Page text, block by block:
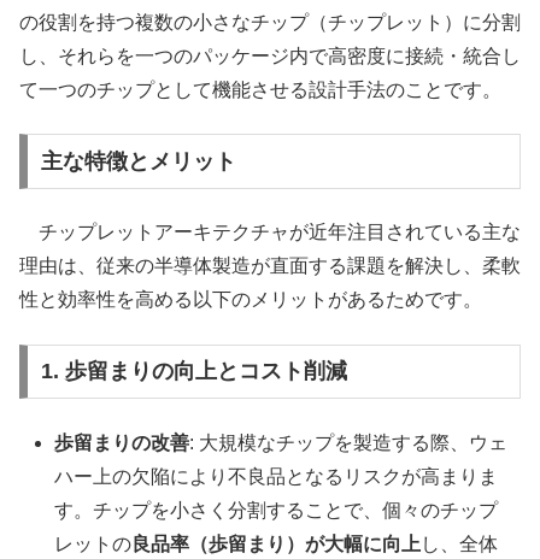
の役割を持つ複数の小さなチップ（チップレット）に分割
し、それらを一つのパッケージ内で高密度に接続・統合し
て一つのチップとして機能させる設計手法のことです。
主な特徴とメリット
チップレットアーキテクチャが近年注目されている主な
理由は、従来の半導体製造が直面する課題を解決し、柔軟
性と効率性を高める以下のメリットがあるためです。
1. 歩留まりの向上とコスト削減
歩留まりの改善: 大規模なチップを製造する際、ウェ
ハー上の欠陥により不良品となるリスクが高まりま
す。チップを小さく分割することで、個々のチップ
レットの 良品率（歩留まり）が大幅に向上 し、全体